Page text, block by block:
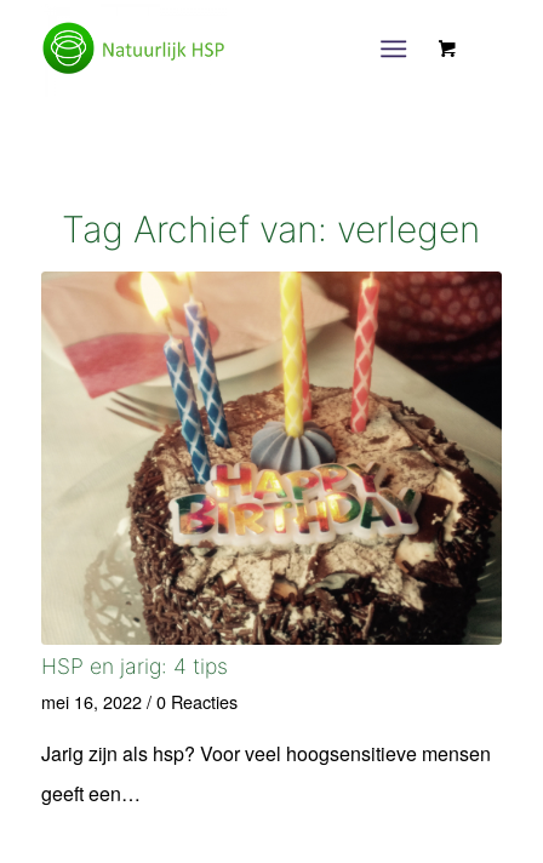
Tag Archief van: verlegen
HSP en jarig: 4 tips
mei 16, 2022 / 0 Reacties
Jarig zijn als hsp? Voor veel hoogsensitieve mensen
geeft een…